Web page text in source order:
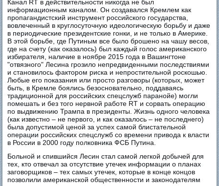
Канал RT в действительности никогда не был
информационным каналом. Он создавался Кремлем как
пропагандистский инструмент российского государства,
вовлеченный в круглосуточную идеологическую борьбу и даже
в периодические президентские гонки, и не только в Америке.
В этой борьбе, где Путиным все было брошено на чашу весов,
где на счету (как оказалось) был каждый голос американского
избирателя, наличие в ноябре 2015 года в Вашингтоне
"отвязного" Лесина грозило непредвиденными последствиями
и становилось фактором риска и непростительной роскошью.
Любые его показания или просто разговоры (которых, может
быть, в Кремле боялись безосновательно, поддаваясь
традиционной для российских спецслужб паранойе) могли
помешать и без того нервной работе RT и сорвать операцию
по выдвижению Трампа в президенты. Жизнь одного человека
(как известно – не первого, и как оказалось – не последнего)
была допустимой ценой за успех самой блистательной
операции российских спецслужб со времени привода к власти
в России в 2000 году полковника ФСБ Путина.
Больной и спившийся Лесин стал самой легкой добычей для
тех, кто отвечал за отсутствие утечек информации о планах
заговорщиков – тех самых утечек, которые в конце концов
позволили американской общественности и законодателям